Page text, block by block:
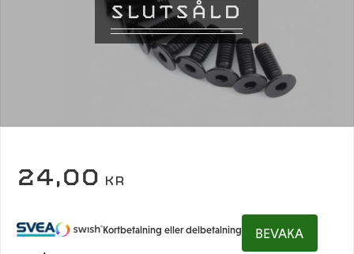
SLUTSÅLD
24,00 KR
Kortbetalning eller delbetalning BEVAKA